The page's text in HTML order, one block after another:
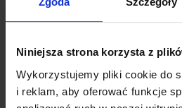
Niniejsza strona korzysta z
Wykorzystujemy pliki cookie do
i reklam, aby oferować funkcje
166 BO - Ograniczenia i wyzwania dla
tworzyw polimerowych
Miejsce i data
19/11/2026 On-Line
Cena